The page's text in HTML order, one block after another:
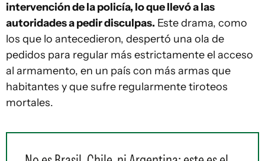
intervención de la policía, lo que llevó a las
autoridades a pedir disculpas. Este drama, como
los que lo antecedieron, despertó una ola de
pedidos para regular más estrictamente el acceso
al armamento, en un país con más armas que
habitantes y que sufre regularmente tiroteos
mortales.